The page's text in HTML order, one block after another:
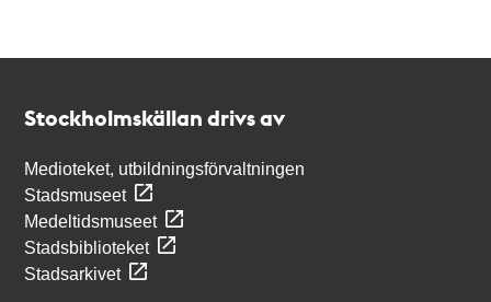
Stockholmskällan drivs av
Medioteket, utbildningsförvaltningen
Stadsmuseet
Medeltidsmuseet
Stadsbiblioteket
Stadsarkivet